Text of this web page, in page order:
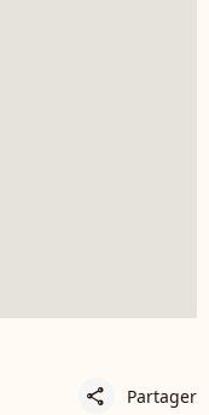
share Partager